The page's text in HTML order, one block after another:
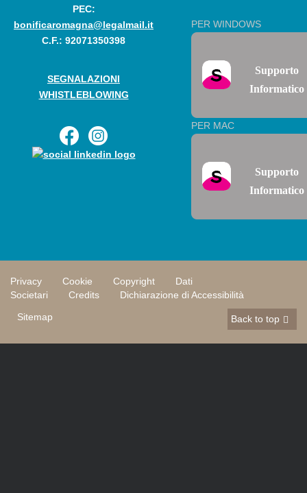
PEC:
bonificaromagna@legalmail.it
C.F.: 92071350398
SEGNALAZIONI
WHISTLEBLOWING
PER WINDOWS
Supporto
Informatico
PER MAC
Supporto
Informatico
Privacy Cookie Copyright
Dati
Societari
Credits
Dichiarazione di Accessibilità
Sitemap
Back to top